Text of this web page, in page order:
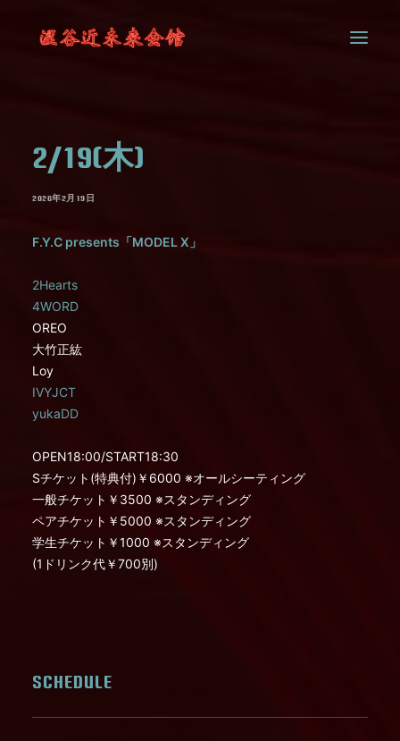
CONTACT2/19(木)
2026年2月19日
F.Y.C presents「MODEL X」
2Hearts
4WORD
OREO
大竹正紘
Loy
IVYJCT
yukaDD
OPEN18:00/START18:30
Sチケット(特典付)￥6000 ※オールシーティング
一般チケット￥3500 ※スタンディング
ペアチケット￥5000 ※スタンディング
学生チケット￥1000 ※スタンディング
(1ドリンク代￥700別)
SCHEDULE